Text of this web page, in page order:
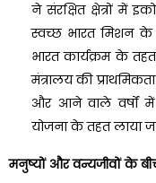
ने संरक्षित क्षेत्रों में
स्वच्छ भारत मिशन के
भारत कार्यक्रम के
मंत्रालय की
और आने वाले वर्षों में
योजना के तहत लाया
मनुष्यों और वन्यजीवों के